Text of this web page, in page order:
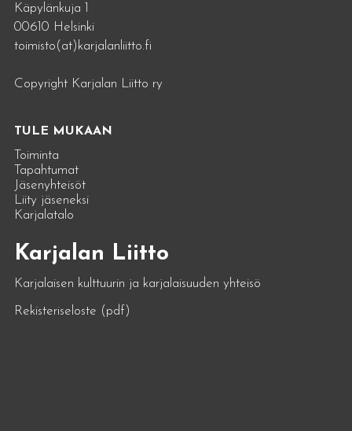
Käpylänkuja 1
00610 Helsinki
toimisto(at)karjalanliitto.fi
Copyright Karjalan Liitto ry
TULE MUKAAN
Toiminta
Tapahtumat
Jäsenyhteisöt
Liity jäseneksi
Karjalatalo
Karjalan Liitto
Karjalaisen kulttuurin ja karjalaisuuden yhteisö
Rekisteriseloste (pdf)